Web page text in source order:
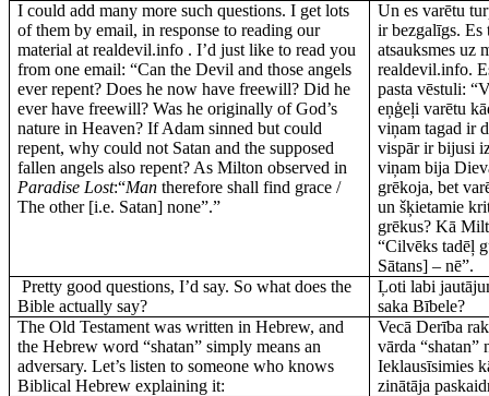
I could add many more such questions. I get lots
of them by email, in response to reading our
material at realdevil.info . I’d just like to read you
from one email: “Can the Devil and those angels
ever repent? Does he now have freewill? Did he
ever have freewill? Was he originally of God’s
nature in Heaven? If Adam sinned but could
repent, why could not Satan and the supposed
fallen angels also repent? As Milton observed in
Paradise Lost:“Man therefore shall find grace /
The other [i.e. Satan] none”.”
Un es varētu
ir bezgalīgs. Es
atsauksmes uz
realdevil.info.
pasta vēstuli:
eņģeļi varētu
viņam tagad ir
vispār ir bijusi
viņam bija
grēkoja, bet
un šķietamie
grēkus? Kā
“Cilvēks tadēļ
Sātans] – nē”.
Pretty good questions, I’d say. So what does the
Bible actually say?
Ļoti labi
saka Bībele?
The Old Testament was written in Hebrew, and
the Hebrew word “shatan” simply means an
adversary. Let’s listen to someone who knows
Biblical Hebrew explaining it:
Vecā Derība
vārda
Ieklausīsimies
zinātāja